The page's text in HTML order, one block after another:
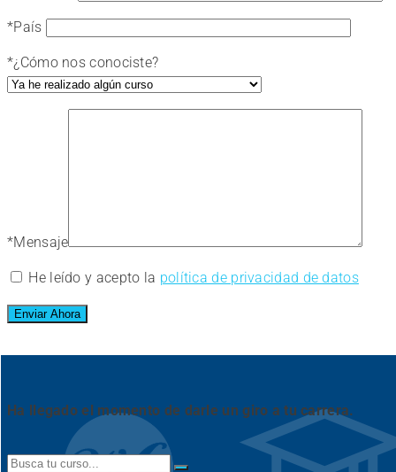
*País
*¿Cómo nos conociste?
*Mensaje
He leído y acepto la política de privacidad de datos
Ha llegado el momento de darle un giro a tu carrera.
Search